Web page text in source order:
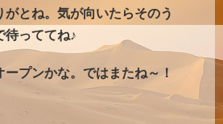
がとね。気が向いたらそのう
待っててね♪
プンかな。ではまたね～！